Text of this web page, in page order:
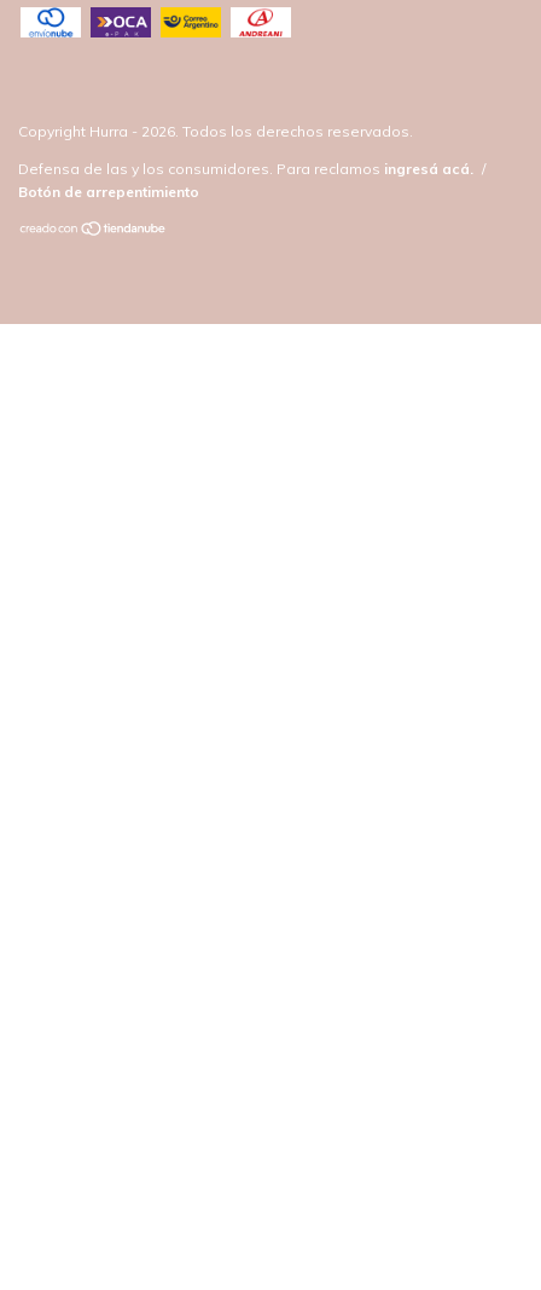
Copyright Hurra - 2026. Todos los derechos reservados.
Defensa de las y los consumidores. Para reclamos ingresá acá.
/
Botón de arrepentimiento